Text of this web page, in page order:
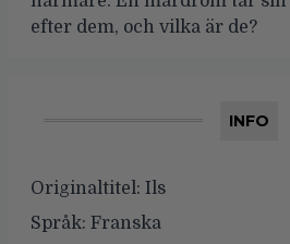
efter dem, och vilka är de?
INFO
Originaltitel: Ils
Språk: Franska